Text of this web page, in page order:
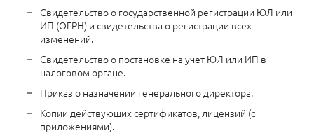
Свидетельство о государственной регистрации ЮЛ или
ИП (ОГРН) и свидетельства о регистрации всех
изменений.
Свидетельство о постановке на учет ЮЛ или ИП в
налоговом органе.
Приказ о назначении генерального директора.
Копии действующих сертификатов, лицензий (с
приложениями).